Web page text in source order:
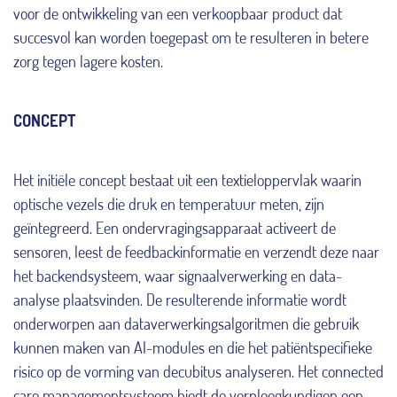
voor de ontwikkeling van een verkoopbaar product dat
succesvol kan worden toegepast om te resulteren in betere
zorg tegen lagere kosten.
CONCEPT
Het initiële concept bestaat uit een textieloppervlak waarin
optische vezels die druk en temperatuur meten, zijn
geïntegreerd. Een ondervragingsapparaat activeert de
sensoren, leest de feedbackinformatie en verzendt deze naar
het backendsysteem, waar signaalverwerking en data-
analyse plaatsvinden. De resulterende informatie wordt
onderworpen aan dataverwerkingsalgoritmen die gebruik
kunnen maken van AI-modules en die het patiëntspecifieke
risico op de vorming van decubitus analyseren. Het connected